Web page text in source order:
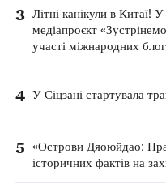
3 Літні канікули в Китаї!
медіапроєкт
участі міжнародних
4 У Сіцзані стартувала
5 «Острови Дяоюйдао:
історичних фактів на